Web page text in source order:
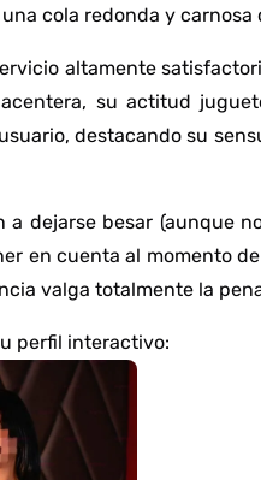
cola redonda y
altamente
su actitud
destacando su
dejarse besar (aunque
en cuenta al momento
valga totalmente la
perfil interactivo: